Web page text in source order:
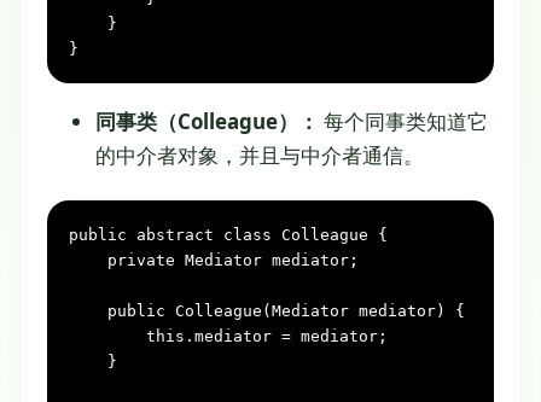
}
同事类（Colleague）： 每个同事类知道它
的中介者对象，并且与中介者通信。
public abstract class Colleague {
private Mediator mediator;
public Colleague(Mediator mediator)
{
this .mediator = mediator;